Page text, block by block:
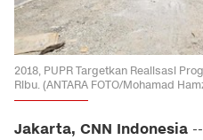
2018, PUPR Targetkan Realisasi
Ribu. (ANTARA FOTO/Mohamad
Jakarta, CNN Indonesia